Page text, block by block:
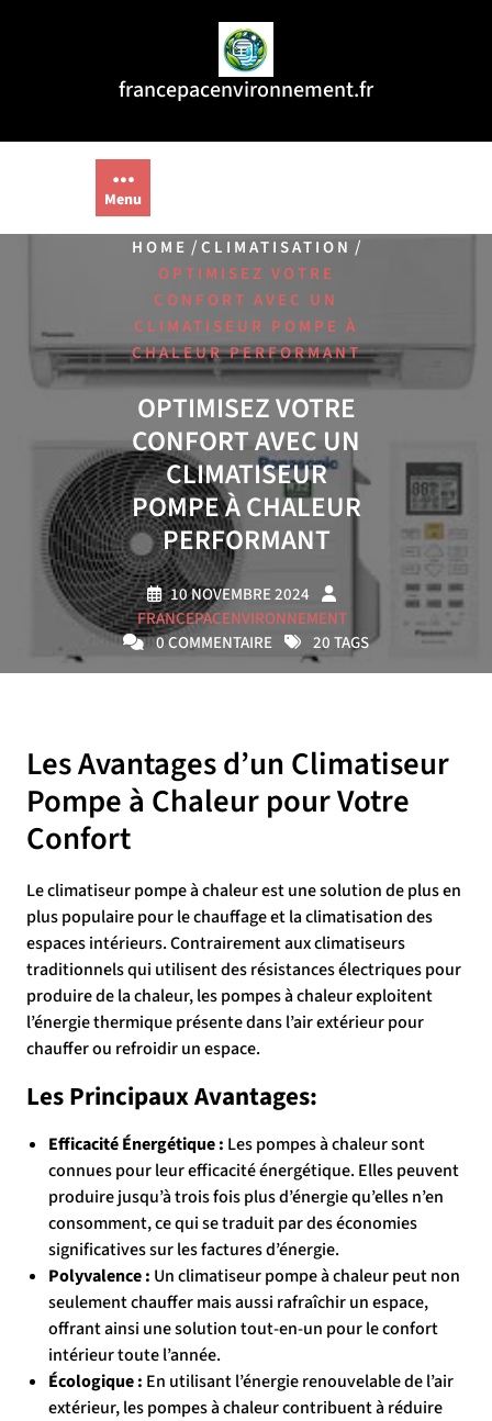
francepacenvironnement.fr
Menu
HOME /CLIMATISATION /
OPTIMISEZ VOTRE
CONFORT AVEC UN
CLIMATISEUR POMPE À
CHALEUR PERFORMANT
OPTIMISEZ VOTRE
CONFORT AVEC UN
CLIMATISEUR
POMPE À CHALEUR
PERFORMANT
10 NOVEMBRE 2024
FRANCEPACENVIRONNEMENT
0 COMMENTAIRE
20 TAGS
Les Avantages d’un Climatiseur
Pompe à Chaleur pour Votre
Confort
Le climatiseur pompe à chaleur est une solution de plus en
plus populaire pour le chauffage et la climatisation des
espaces intérieurs. Contrairement aux climatiseurs
traditionnels qui utilisent des résistances électriques pour
produire de la chaleur, les pompes à chaleur exploitent
l’énergie thermique présente dans l’air extérieur pour
chauffer ou refroidir un espace.
Les Principaux Avantages:
Efficacité Énergétique : Les pompes à chaleur sont
connues pour leur efficacité énergétique. Elles peuvent
produire jusqu’à trois fois plus d’énergie qu’elles n’en
consomment, ce qui se traduit par des économies
significatives sur les factures d’énergie.
Polyvalence : Un climatiseur pompe à chaleur peut non
seulement chauffer mais aussi rafraîchir un espace,
offrant ainsi une solution tout-en-un pour le confort
intérieur toute l’année.
Écologique : En utilisant l’énergie renouvelable de l’air
extérieur, les pompes à chaleur contribuent à réduire